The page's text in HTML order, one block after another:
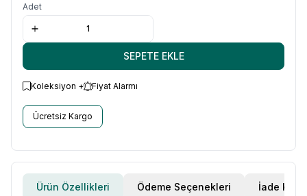
Adet
SEPETE EKLE
Koleksiyon + Fiyat Alarmı
Ücretsiz Kargo
Ürün Özellikleri Ödeme Seçenekleri İade